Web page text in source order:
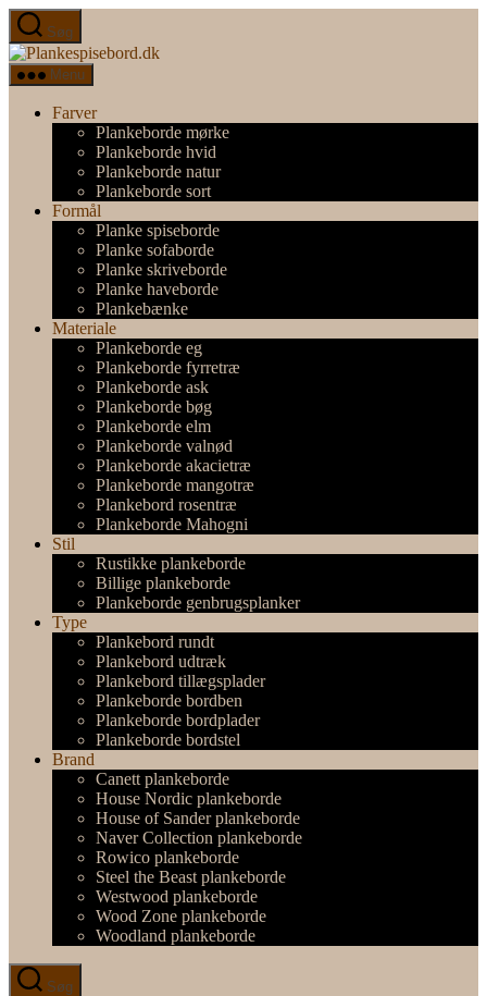
Spring
til
indholdet
Søg
Plankespisebord.dk
Menu
Farver
Plankeborde mørke
Plankeborde hvid
Plankeborde natur
Plankeborde sort
Formål
Planke spiseborde
Planke sofaborde
Planke skriveborde
Planke haveborde
Plankebænke
Materiale
Plankeborde eg
Plankeborde fyrretræ
Plankeborde ask
Plankeborde bøg
Plankeborde elm
Plankeborde valnød
Plankeborde akacietræ
Plankeborde mangotræ
Plankebord rosentræ
Plankeborde Mahogni
Stil
Rustikke plankeborde
Billige plankeborde
Plankeborde genbrugsplanker
Type
Plankebord rundt
Plankebord udtræk
Plankebord tillægsplader
Plankeborde bordben
Plankeborde bordplader
Plankeborde bordstel
Brand
Canett plankeborde
House Nordic plankeborde
House of Sander plankeborde
Naver Collection plankeborde
Rowico plankeborde
Steel the Beast plankeborde
Westwood plankeborde
Wood Zone plankeborde
Woodland plankeborde
Søg